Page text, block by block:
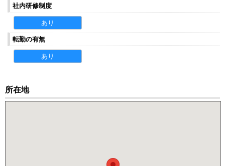
社内研修制度
あり
転勤の有無
あり
所在地